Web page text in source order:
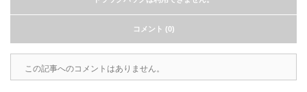
コメント (0)
この記事へのコメントはありません。